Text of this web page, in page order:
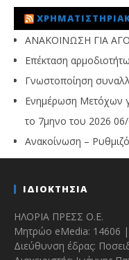
ΑΝΑΚΟΙΝΩΣΗ ΓΙΑ
Επέκταση
Γνωστοποίηση
Ενημέρωση Μετόχων
το 7μηνο του 2026
Ανακοίνωση –
ΙΔΙΟΚΤΗΣΙΑ
ΗΛΟΡΙΑ ΠΡΕΣΣ Ο.Ε.
Μητρώο eMedia: 14606
Διεύθυνση έδρας: